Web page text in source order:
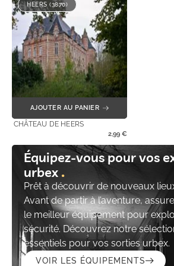
HEERS (3870)
AJOUTER AU PANIER
CHÂTEAU DE HEERS
2,99 €
Équipez-vous pour vos
urbex
Prêt à découvrir de nouveaux
Avant de partir à l’aventure,
le meilleur équipement pour
sécurité. Découvrez notre
essentiels pour vos sorties urbex.
VOIR LES ÉQUIPEMENTS